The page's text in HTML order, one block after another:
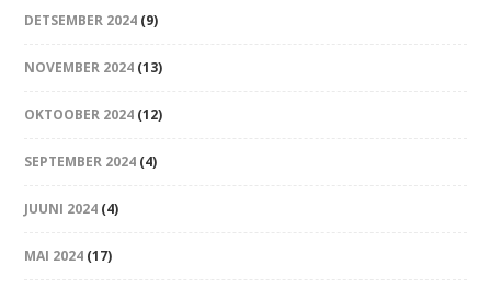
DETSEMBER 2024 (9)
NOVEMBER 2024 (13)
OKTOOBER 2024 (12)
SEPTEMBER 2024 (4)
JUUNI 2024 (4)
MAI 2024 (17)